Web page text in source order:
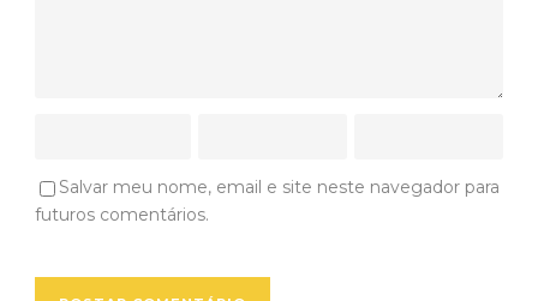
Salvar meu nome, email e site neste navegador para
futuros comentários.